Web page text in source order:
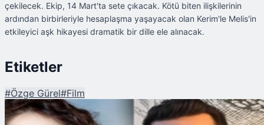
çekilecek. Ekip, 14 Mart'ta sete çıkacak. Kötü biten ilişkilerinin
ardından birbirleriyle hesaplaşma yaşayacak olan Kerim'le Melis'in
etkileyici aşk hikayesi dramatik bir dille ele alınacak.
Etiketler
#Özge Gürel#Film